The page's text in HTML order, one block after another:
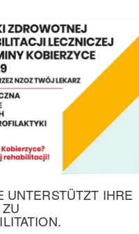
UNTERSTÜTZT IHRE